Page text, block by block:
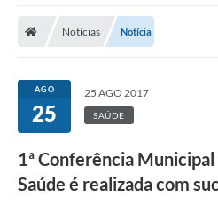
Notícias Notícia
AGO
25
25 AGO 2017
SAÚDE
1ª Conferência
Saúde é realizada com